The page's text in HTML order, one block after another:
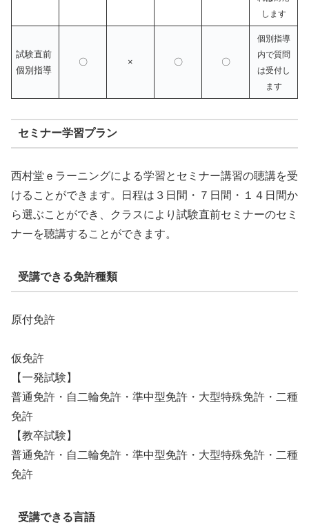
します
試験直前
個別指導
〇 × 〇 〇
個別指導
内で質問
は受付し
ます
セミナー学習プラン
西村堂ｅラーニングによる学習とセミナー講習の聴講を受
けることができます。日程は３日間・７日間・１４日間か
ら選ぶことができ、クラスにより試験直前セミナーのセミ
ナーを聴講することができます。
受講できる免許種類
原付免許
仮免許
【一発試験】
普通免許・自二輪免許・準中型免許・大型特殊免許・二種
免許
【教卒試験】
普通免許・自二輪免許・準中型免許・大型特殊免許・二種
免許
受講できる言語